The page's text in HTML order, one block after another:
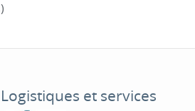
Logistiques et services